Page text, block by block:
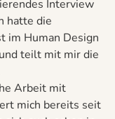
Interview
hatte die
im Human Design
teilt mit mir die
Arbeit mit
mich bereits seit